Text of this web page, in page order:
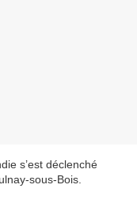
s’est déclenché
sous-Bois.